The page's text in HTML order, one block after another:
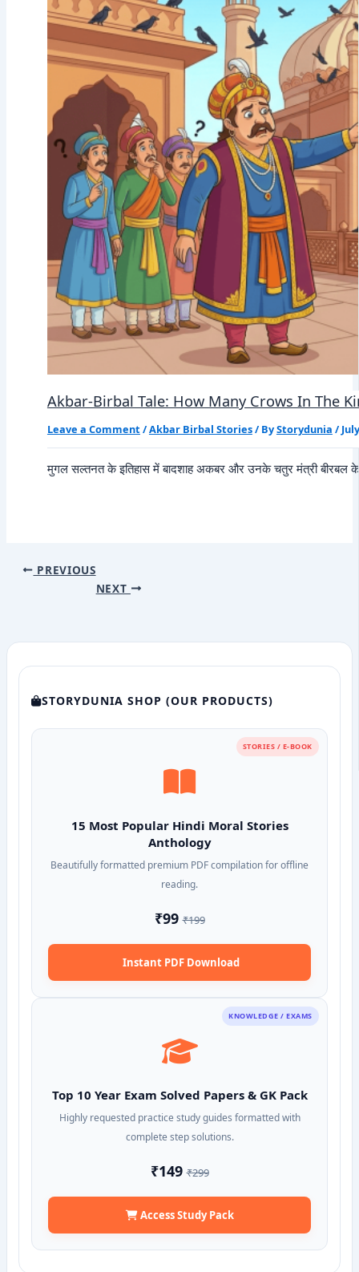
Akbar-Birbal Tale: How Many Crows In The
Leave a Comment /Akbar Birbal Stories/ ByStorydunia /
मुगल सल्तनत के इतिहास में बादशाह अकबर और उनके चतुर मंत्री
PREVIOUS
NEXT
STORYDUNIA SHOP (OUR PRODUCTS)
STORIES / E-BOOK
15 Most Popular Hindi Moral Stories
Anthology
Beautifully formatted premium PDF compilation for offline
reading.
₹99₹199
Instant PDF Download
KNOWLEDGE / EXAMS
Top 10 Year Exam Solved Papers & GK Pack
Highly requested practice study guides formatted with
complete step solutions.
₹149₹299
Access Study Pack